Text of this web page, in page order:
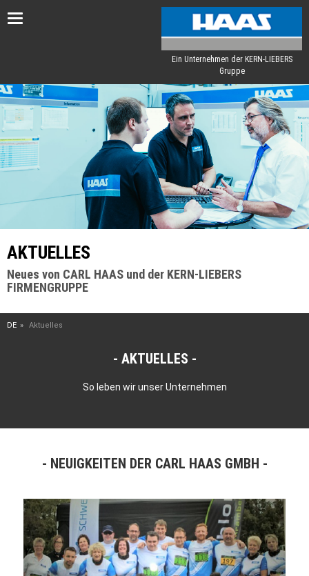
Toggle
Ein Unternehmen der KERN-LIEBERS
Gruppe
AKTUELLES
Neues von CARL HAAS und der KERN-LIEBERS
FIRMENGRUPPE
DE Aktuelles
AKTUELLES
So leben wir unser Unternehmen
NEUIGKEITEN DER CARL HAAS GMBH